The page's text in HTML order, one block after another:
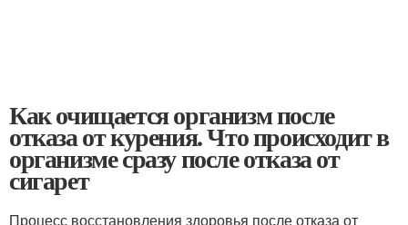
Как очищается организм после
отказа от курения. Что происходит в
организме сразу после отказа от
сигарет
Процесс восстановления здоровья после отказа от